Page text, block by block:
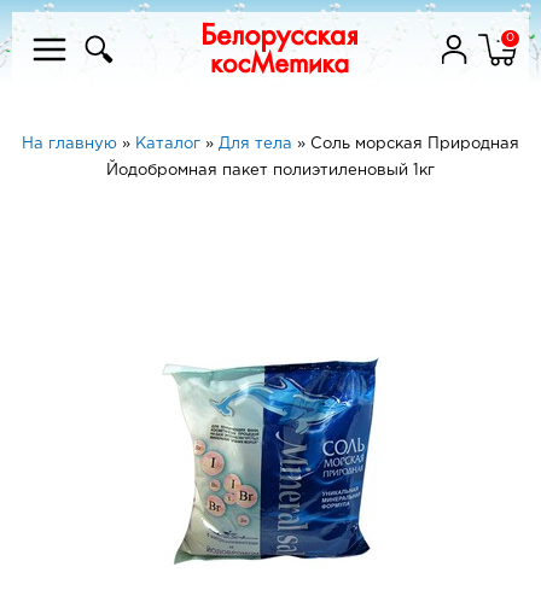
0
На главную » Каталог » Для тела » Соль морская Природная
Йодобромная пакет полиэтиленовый 1кг